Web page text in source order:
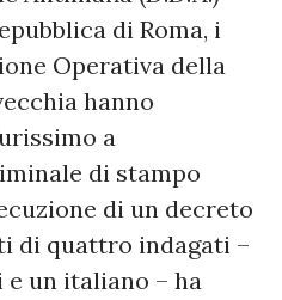
di Roma, i
Operativa della
hanno
a
di stampo
di un decreto
di quattro indagati –
un italiano – ha